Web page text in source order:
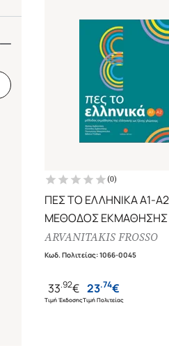
(0)
ΠΕΣ ΤΟ ΕΛΛΗΝΙΚΑ Α1-Α2
ΜΕΘΟΔΟΣ ΕΚΜΑΘΗΣΗΣ
ΕΛΛΗΝΙΚΗΣ ΩΣ ΞΕΝΗΣ
ΓΛΩΣΣΑΣ
ARVANITAKIS FROSSO
Κωδ. Πολιτείας:1066-0045
33.92€
Τιμή Έκδοσης
23.74€
Τιμή Πολιτείας